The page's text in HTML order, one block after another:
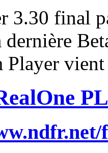
3.30 final
dernière
Player vient